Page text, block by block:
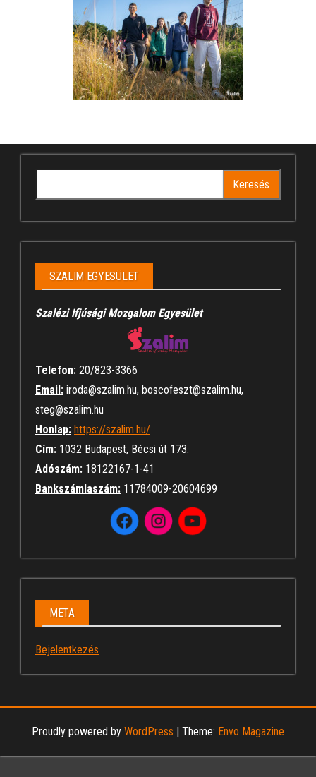
SZALIM EGYESÜLET
Szalézi Ifjúsági Mozgalom Egyesület
Telefon: 20/823-3366
Email: iroda@szalim.hu, boscofeszt@szalim.hu,
steg@szalim.hu
Honlap: https://szalim.hu/
Cím: 1032 Budapest, Bécsi út 173.
Adószám: 18122167-1-41
Bankszámlaszám: 11784009-20604699
META
Bejelentkezés
Proudly powered by WordPress Theme: Envo Magazine